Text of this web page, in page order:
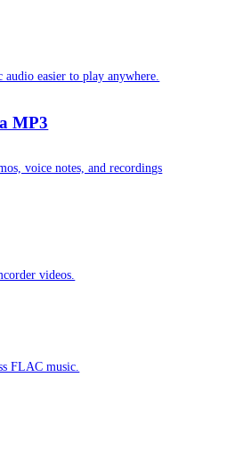
easier to play anywhere.
MP3
voice notes, and recordings
videos.
FLAC music.